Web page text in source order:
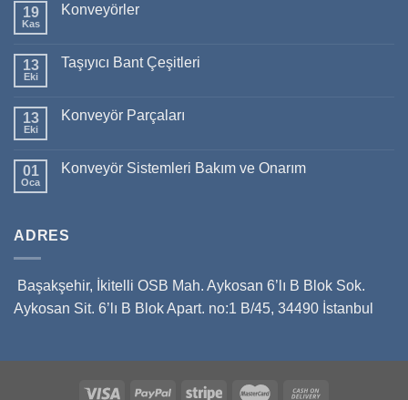
19
Kas
Konveyörler
13
Eki
Taşıyıcı Bant Çeşitleri
13
Eki
Konveyör Parçaları
01
Oca
Konveyör Sistemleri Bakım ve Onarım
ADRES
Başakşehir, İkitelli OSB Mah. Aykosan 6’lı B Blok Sok.
Aykosan Sit. 6’lı B Blok Apart. no:1 B/45, 34490 İstanbul